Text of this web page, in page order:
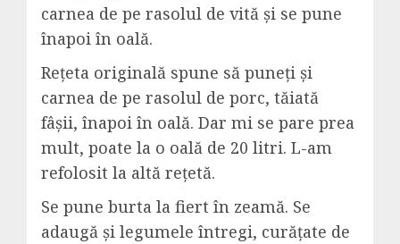
carnea de pe rasolul de vită și se pune
înapoi în oală.
Rețeta originală spune să puneți și
carnea de pe rasolul de porc, tăiată
fâșii, înapoi în oală. Dar mi se pare prea
mult, poate la o oală de 20 litri. L-am
refolosit la altă rețetă.
Se pune burta la fiert în zeamă. Se
adaugă și legumele întregi, curățate de